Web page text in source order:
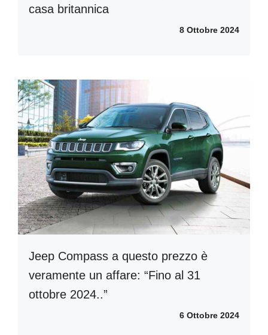
casa britannica
8 Ottobre 2024
Jeep Compass a questo prezzo è
veramente un affare: “Fino al 31
ottobre 2024..”
6 Ottobre 2024